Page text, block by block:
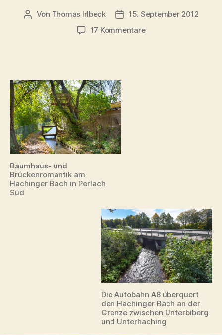
Beitragsautor
Von Thomas Irlbeck Veröffentlichungsdatum
15. September 2012
17 Kommentarezu
Baumhaus- und
Brückenromantik am
Hachinger Bach in Perlach
Süd
Die Autobahn A8 überquert
den Hachinger Bach an der
Grenze zwischen Unterbiberg
und Unterhaching